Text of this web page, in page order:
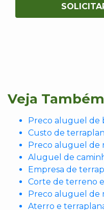
Veja
Preco aluguel de
Custo de
Preco aluguel de
Aluguel de
Empresa de
Corte de terreno
Preco aluguel de
Aterro e